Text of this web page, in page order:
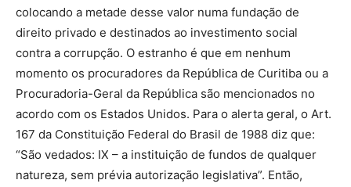
colocando a metade desse valor numa fundação de
direito privado e destinados ao investimento social
contra a corrupção. O estranho é que em nenhum
momento os procuradores da República de Curitiba ou a
Procuradoria-Geral da República são mencionados no
acordo com os Estados Unidos. Para o alerta geral, o Art.
167 da Constituição Federal do Brasil de 1988 diz que:
“São vedados: IX – a instituição de fundos de qualquer
natureza, sem prévia autorização legislativa”. Então,